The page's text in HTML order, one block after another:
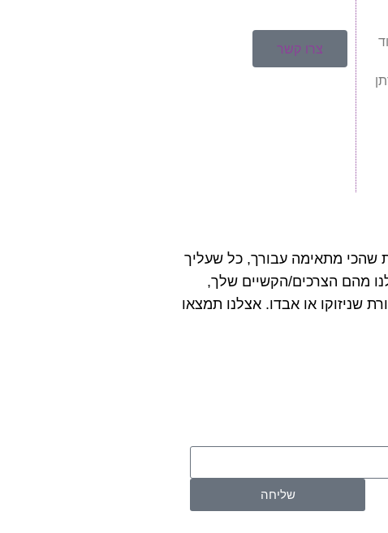
צרו קשר
תקשורת שהכי מתאימה עבורך, כל שעליך
מהם הצרכים/הקשיים שלך,
שניזוקו או אבדו. אצלנו תמצאו
שליחה